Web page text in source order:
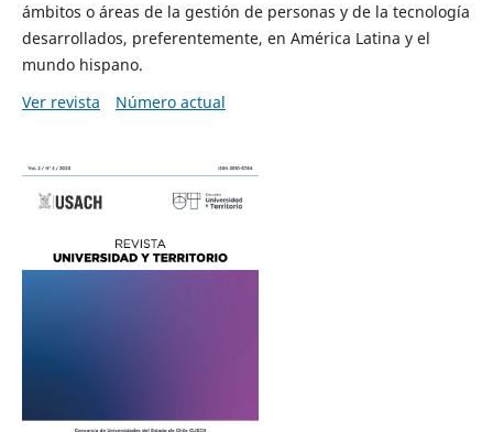
ámbitos o áreas de la gestión de personas y de la tecnología
desarrollados, preferentemente, en América Latina y el
mundo hispano.
Ver revista
Número actual